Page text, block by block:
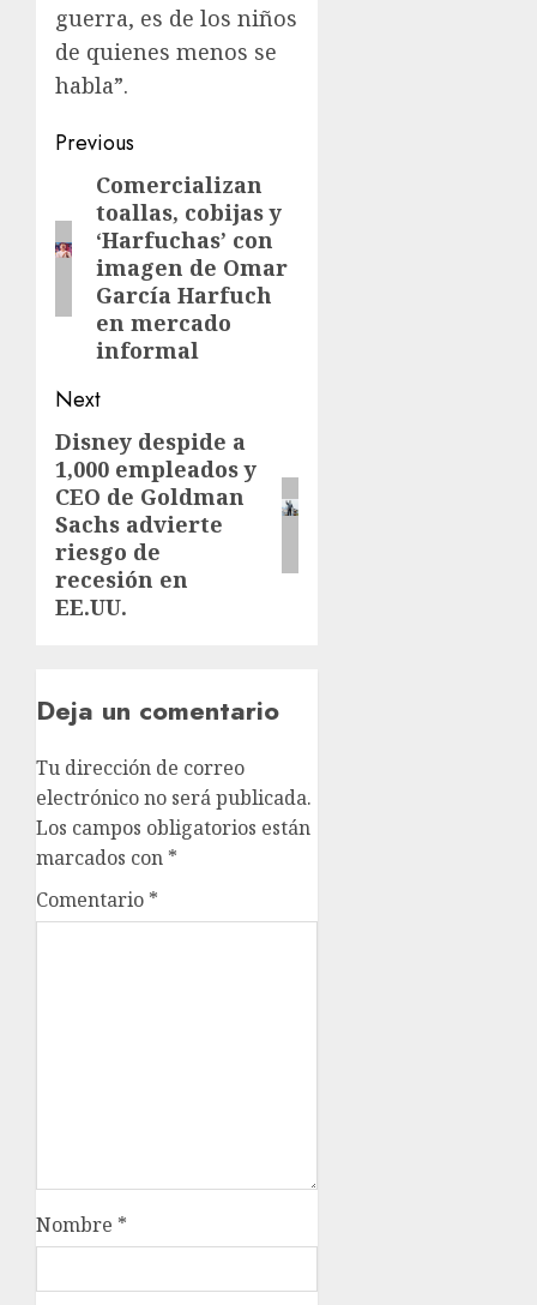
guerra, es de los niños
de quienes menos se
habla”.
Previous
Comercializan
toallas, cobijas y
‘Harfuchas’ con
imagen de Omar
García Harfuch
en mercado
informal
Next
Disney despide a
1,000 empleados y
CEO de Goldman
Sachs advierte
riesgo de
recesión en
EE.UU.
Deja un comentario
Tu dirección de correo
electrónico no será publicada.
Los campos obligatorios están
marcados con *
Comentario *
Nombre *